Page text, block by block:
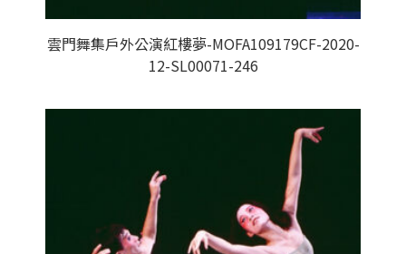
雲門舞集戶外公演紅樓夢-MOFA109179CF-2020-
12-SL00071-246